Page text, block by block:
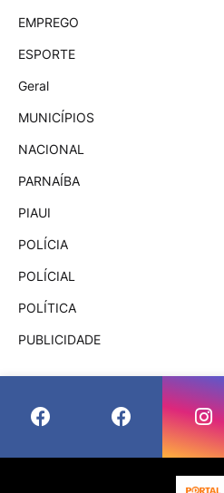
EMPREGO
ESPORTE
Geral
MUNICÍPIOS
NACIONAL
PARNAÍBA
PIAUI
POLÍCIA
POLÍCIAL
POLÍTICA
PUBLICIDADE